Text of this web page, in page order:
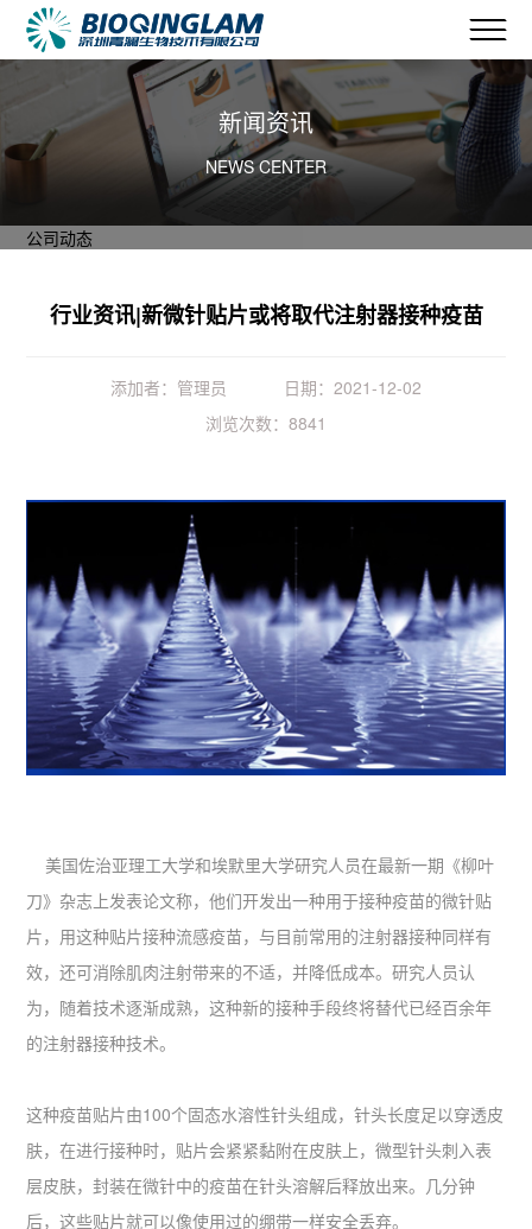
新闻资讯
NEWS CENTER
公司动态
行业资讯|新微针贴片或将取代注射器接种疫苗
添加者：管理员
日期：2021-12-02
浏览次数：8841
美国佐治亚理工大学和埃默里大学研究人员在最新一期《柳叶
刀》杂志上发表论文称，他们开发出一种用于接种疫苗的微针贴
片，用这种贴片接种流感疫苗，与目前常用的注射器接种同样有
效，还可消除肌肉注射带来的不适，并降低成本。研究人员认
为，随着技术逐渐成熟，这种新的接种手段终将替代已经百余年
的注射器接种技术。
这种疫苗贴片由100个固态水溶性针头组成，针头长度足以穿透皮
肤，在进行接种时，贴片会紧紧黏附在皮肤上，微型针头刺入表
层皮肤，封装在微针中的疫苗在针头溶解后释放出来。几分钟
后，这些贴片就可以像使用过的绷带一样安全丢弃。